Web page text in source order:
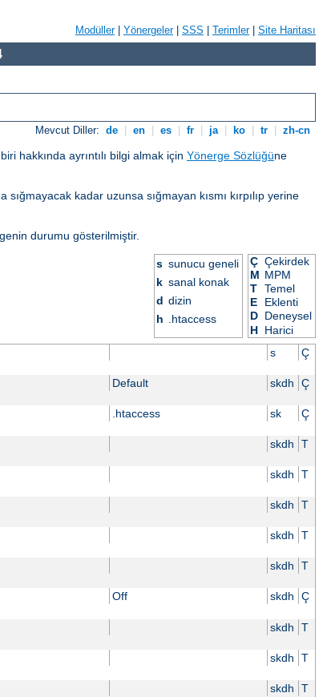
Modüller| Yönergeler| SSS Terimler| Site Haritası
Mevcut Diller: de en es fr ja ko tr zh-cn
hakkında ayrıntılı bilgi almak için Yönerge Sözlüğüne
kadar uzunsa sığmayan kısmı kırpılıp yerine
durumu gösterilmiştir.
s sunucu geneli
k sanal konak
d dizin
h .htaccess
Ç Çekirdek
M MPM
T Temel
E
Eklenti
D Deneysel
H Harici
s Ç
Default skdh Ç
.htaccess sk Ç
skdh T
skdh T
skdh T
skdh T
skdh T
Off skdh Ç
skdh T
skdh T
skdh T